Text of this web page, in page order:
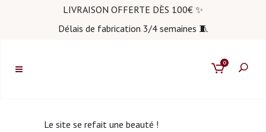
LIVRAISON OFFERTE DÈS 100€ ✨
Délais de fabrication 3/4 semaines 🧵
0
Le site se refait une beauté !